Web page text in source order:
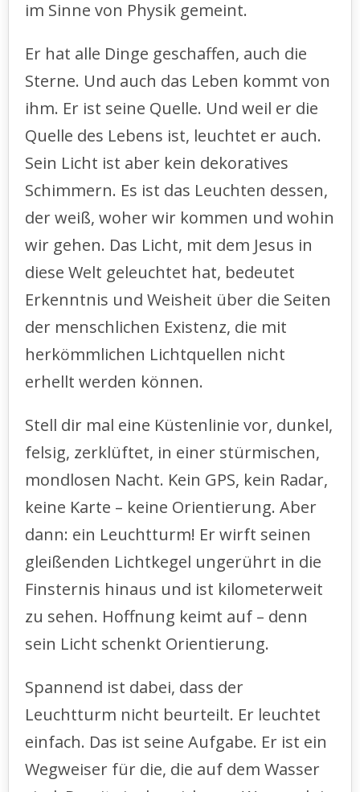
im Sinne von Physik gemeint.
Er hat alle Dinge geschaffen, auch die
Sterne. Und auch das Leben kommt von
ihm. Er ist seine Quelle. Und weil er die
Quelle des Lebens ist, leuchtet er auch.
Sein Licht ist aber kein dekoratives
Schimmern. Es ist das Leuchten dessen,
der weiß, woher wir kommen und wohin
wir gehen. Das Licht, mit dem Jesus in
diese Welt geleuchtet hat, bedeutet
Erkenntnis und Weisheit über die Seiten
der menschlichen Existenz, die mit
herkömmlichen Lichtquellen nicht
erhellt werden können.
Stell dir mal eine Küstenlinie vor, dunkel,
felsig, zerklüftet, in einer stürmischen,
mondlosen Nacht. Kein GPS, kein Radar,
keine Karte – keine Orientierung. Aber
dann: ein Leuchtturm! Er wirft seinen
gleißenden Lichtkegel ungerührt in die
Finsternis hinaus und ist kilometerweit
zu sehen. Hoffnung keimt auf – denn
sein Licht schenkt Orientierung.
Spannend ist dabei, dass der
Leuchtturm nicht beurteilt. Er leuchtet
einfach. Das ist seine Aufgabe. Er ist ein
Wegweiser für die, die auf dem Wasser